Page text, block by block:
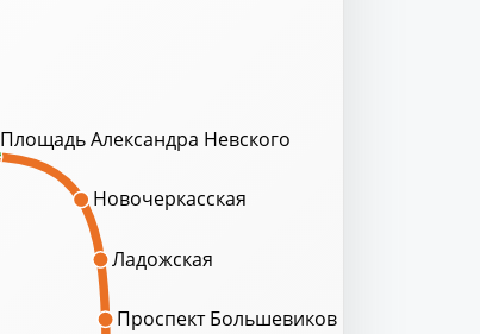
Площадь Александра Невского
Новочеркасская
Ладожская
Проспект Большевиков